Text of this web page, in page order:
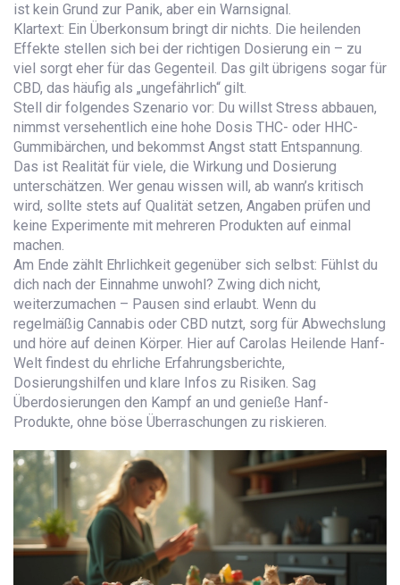
ist kein Grund zur Panik, aber ein Warnsignal.
Klartext: Ein Überkonsum bringt dir nichts. Die heilenden
Effekte stellen sich bei der richtigen Dosierung ein – zu
viel sorgt eher für das Gegenteil. Das gilt übrigens sogar für
CBD, das häufig als „ungefährlich“ gilt.
Stell dir folgendes Szenario vor: Du willst Stress abbauen,
nimmst versehentlich eine hohe Dosis THC- oder HHC-
Gummibärchen, und bekommst Angst statt Entspannung.
Das ist Realität für viele, die Wirkung und Dosierung
unterschätzen. Wer genau wissen will, ab wann’s kritisch
wird, sollte stets auf Qualität setzen, Angaben prüfen und
keine Experimente mit mehreren Produkten auf einmal
machen.
Am Ende zählt Ehrlichkeit gegenüber sich selbst: Fühlst du
dich nach der Einnahme unwohl? Zwing dich nicht,
weiterzumachen – Pausen sind erlaubt. Wenn du
regelmäßig Cannabis oder CBD nutzt, sorg für Abwechslung
und höre auf deinen Körper. Hier auf Carolas Heilende Hanf-
Welt findest du ehrliche Erfahrungsberichte,
Dosierungshilfen und klare Infos zu Risiken. Sag
Überdosierungen den Kampf an und genieße Hanf-
Produkte, ohne böse Überraschungen zu riskieren.